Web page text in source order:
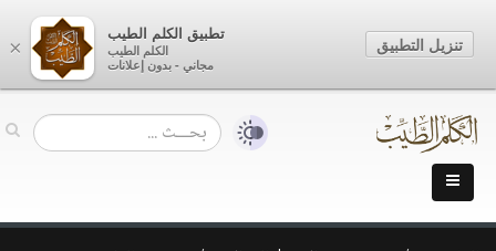
×
تطبيق الكلم الطيب
الكلم الطيب
مجاني - بدون إعلانات
تنزيل التطبيق